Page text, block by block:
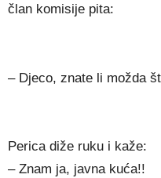
član komisije pita:
– Djeco, znate li možda
Perica diže ruku i kaže:
– Znam ja, javna kuća!!